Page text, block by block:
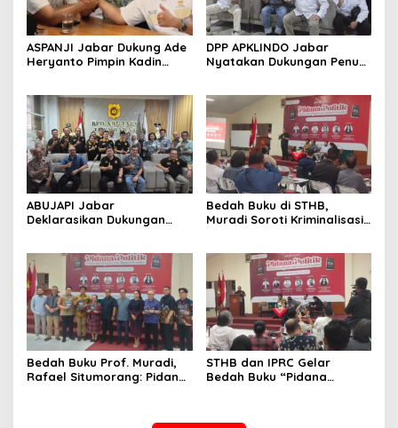
ASPANJI Jabar Dukung Ade
Heryanto Pimpin Kadin
DPP APKLINDO Jabar
Nyatakan Dukungan Penuh
Bandung
ABUJAPI Jabar
Deklarasikan Dukungan
Bandung
Bedah Buku di STHB,
Muradi Soroti Kriminalisasi
Bedah Buku Prof. Muradi,
Rafael Situmorang: Pidana
STHB dan IPRC Gelar
Bedah Buku “Pidana
Presiden